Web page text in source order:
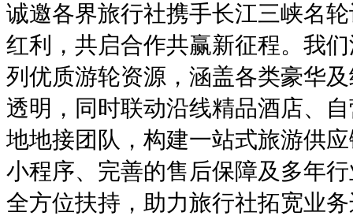
诚邀各界旅行社携手长江三峡名
红利，共启合作共赢新征程。我
列优质游轮资源，涵盖各类豪华
透明，同时联动沿线精品酒店、
地地接团队，构建一站式旅游供
小程序、完善的售后保障及多年
全方位扶持，助力旅行社拓宽业